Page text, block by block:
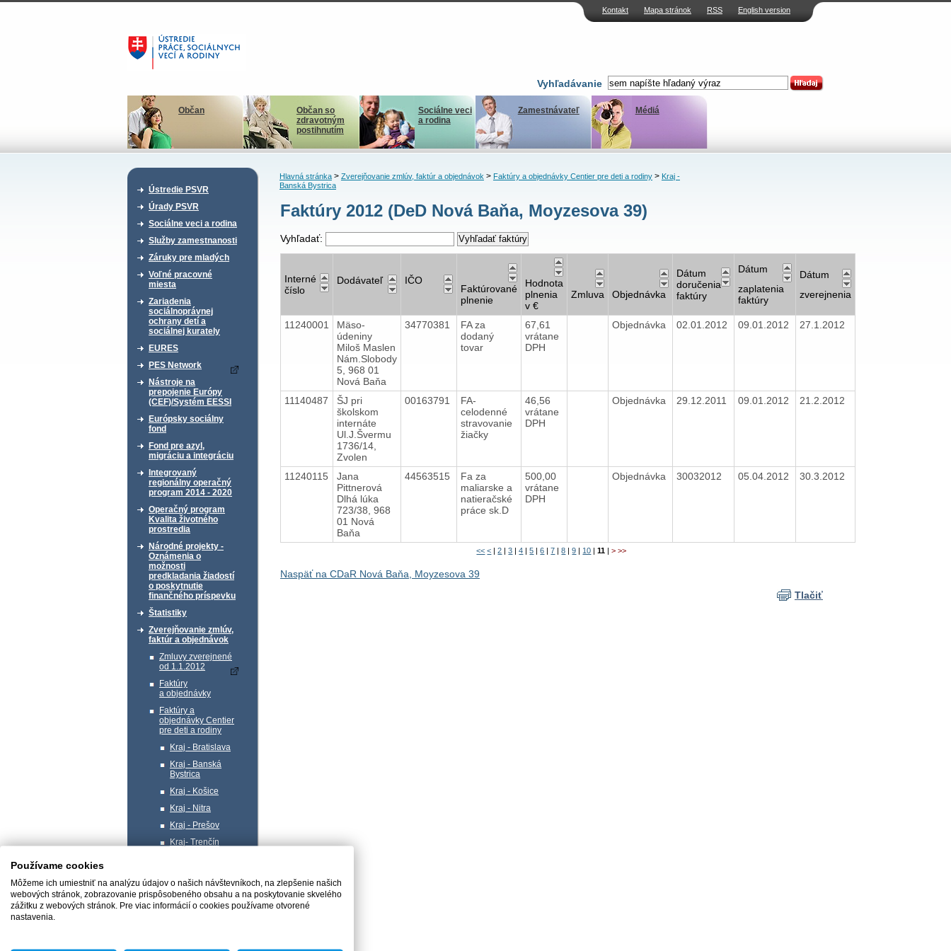
Kontakt Mapa stránok RSS English version
Vyhľadávanie
Občan
Občan so
zdravotným
postihnutím
Sociálne veci
a rodina
Zamestnávateľ Médiá
Ústredie PSVR
Úrady PSVR
Sociálne veci a rodina
Služby zamestnanosti
Záruky pre mladých
Voľné pracovné
miesta
Zariadenia
sociálnoprávnej
ochrany detí a
sociálnej kurately
EURES
PES Network
Nástroje na
prepojenie Európy
(CEF)/Systém EESSI
Európsky sociálny
fond
Fond pre azyl,
migráciu a integráciu
Integrovaný
regionálny operačný
program 2014 - 2020
Operačný program
Kvalita životného
prostredia
Národné projekty -
Oznámenia o
možnosti
predkladania žiadostí
o poskytnutie
finančného príspevku
Štatistiky
Zverejňovanie zmlúv,
faktúr a objednávok
Zmluvy zverejnené
od 1.1.2012
Faktúry
a objednávky
Faktúry a
objednávky Centier
pre deti a rodiny
Kraj - Bratislava
Kraj - Banská
Bystrica
Kraj - Košice
Kraj - Nitra
Kraj - Prešov
Kraj- Trenčín
Profil verejného
obstarávateľa
Hlavná stránka> Zverejňovanie zmlúv, faktúr a objednávok> Faktúry a objednávky Centier pre deti a rodiny> Kraj -
Banská Bystrica
Faktúry 2012 (DeD Nová Baňa, Moyzesova 39)
Vyhľadať:
Interné
číslo
Dodávateľ IČO
Faktúrované
plnenie
Hodnota
plnenia
v €
Zmluva Objednávka
Dátum
doručenia
faktúry
Dátum
zaplatenia
faktúry
Dátum
zverejnenia
11240001
Mäso-
údeniny
Miloš Maslen
Nám.Slobody
5, 968 01
Nová Baňa
34770381
FA za
dodaný
tovar
67,61
vrátane
DPH
Objednávka 02.01.2012 09.01.2012 27.1.2012
11140487
ŠJ pri
školskom
internáte
Ul.J.Švermu
1736/14,
Zvolen
00163791
FA-
celodenné
stravovanie
žiačky
46,56
vrátane
DPH
Objednávka 29.12.2011 09.01.2012 21.2.2012
11240115
Jana
Pittnerová
Dlhá lúka
723/38, 968
01 Nová
Baňa
44563515
Fa za
maliarske a
natieračské
práce sk.D
500,00
vrátane
DPH
Objednávka 30032012 05.04.2012 30.3.2012
<< < |2 |3 |4 |5 |6 |7 |8 |9 | 10 |11 |> >>
Naspäť na CDaR Nová Baňa, Moyzesova 39
Tlačiť
Používame cookies
Môžeme ich umiestniť na analýzu údajov o našich návštevníkoch, na zlepšenie našich
webových stránok, zobrazovanie prispôsobeného obsahu a na poskytovanie skvelého
zážitku z webových stránok. Pre viac informácií o cookies používame otvorené
nastavenia.